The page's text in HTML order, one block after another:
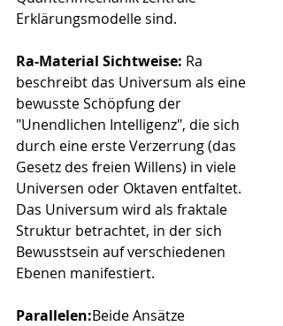
Erklärungsmodelle sind.
Ra-Material Sichtweise: Ra
beschreibt das Universum als eine
bewusste Schöpfung der
"Unendlichen Intelligenz", die sich
durch eine erste Verzerrung (das
Gesetz des freien Willens) in viele
Universen oder Oktaven entfaltet.
Das Universum wird als fraktale
Struktur betrachtet, in der sich
Bewusstsein auf verschiedenen
Ebenen manifestiert.
Parallelen:Beide Ansätze